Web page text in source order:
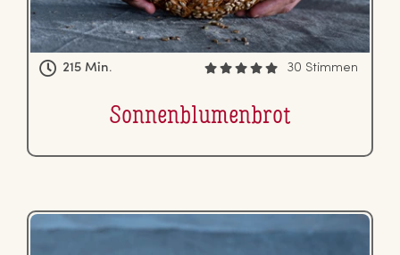
215 Min. 30 Stimmen
Son­nen­blu­men­brot